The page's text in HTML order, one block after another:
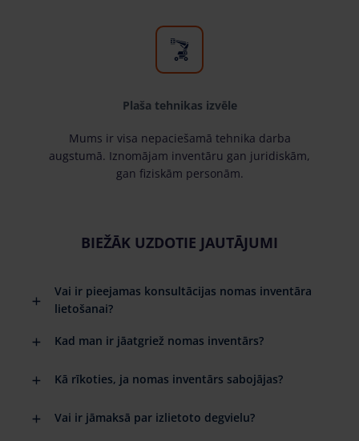
Plaša tehnikas izvēle
Mums ir visa nepaciešamā tehnika darba
augstumā. Iznomājam inventāru gan juridiskām,
gan fiziskām personām.
BIEŽĀK UZDOTIE JAUTĀJUMI
Vai ir pieejamas konsultācijas nomas inventāra
lietošanai?
Kad man ir jāatgriež nomas inventārs?
Kā rīkoties, ja nomas inventārs sabojājas?
Vai ir jāmaksā par izlietoto degvielu?